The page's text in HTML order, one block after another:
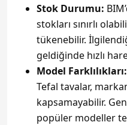
Stok Durumu:
stokları sınırlı
tükenebilir.
geldiğinde hızlı
Model Farklılıkları:
Tefal tavalar,
kapsamayabilir.
popüler modeller